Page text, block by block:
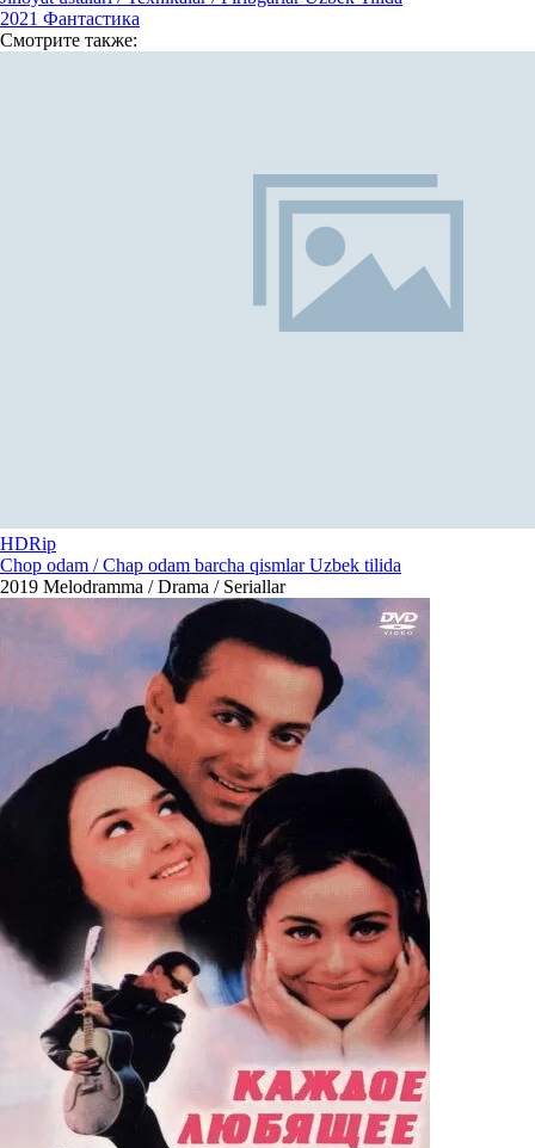
2021 Фантастика
Смотрите также:
HDRip
Chop odam / Chap odam barcha qismlar Uzbek tilida
2019 Melodramma / Drama / Seriallar